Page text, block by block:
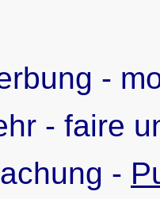
-
- faire
-